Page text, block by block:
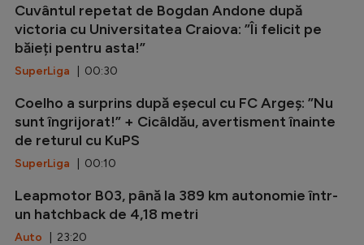
Cuvântul repetat de Bogdan Andone după
victoria cu Universitatea Craiova: ”Îi felicit pe
băieți pentru asta!”
SuperLiga | 00:30
Coelho a surprins după eșecul cu FC Argeș: ”Nu
sunt îngrijorat!” + Cicâldău, avertisment înainte
de returul cu KuPS
SuperLiga | 00:10
Leapmotor B03, până la 389 km autonomie într-
un hatchback de 4,18 metri
Auto | 23:20